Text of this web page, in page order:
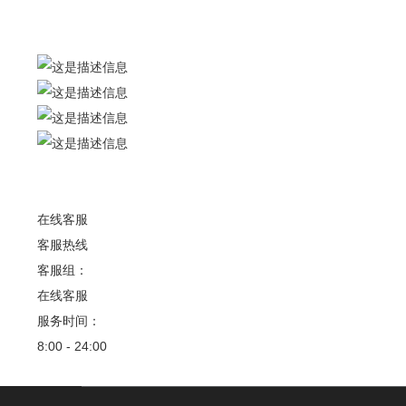
在线客服
客服热线
客服组：
在线客服
服务时间：
8:00 - 24:00